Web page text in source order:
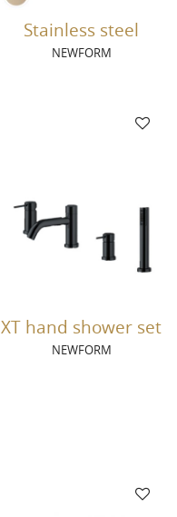
Stainless steel
NEWFORM
XT hand shower set
NEWFORM